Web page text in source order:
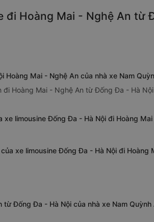
đi Hoàng Mai - Nghệ An
Hoàng Mai - Nghệ An của nhà xe Nam
đi Hoàng Mai - Nghệ An từ Đống Đa - Hà
limousine Đống Đa - Hà Nội đi Hoàng
xe limousine Đống Đa - Hà Nội đi Hoàng
từ Đống Đa - Hà Nội của nhà xe Nam Quỳnh